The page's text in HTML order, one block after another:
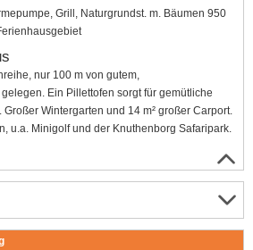
Grill, Naturgrundst. m. Bäumen 950
nur 100 m von gutem,
Ein Pillettofen sorgt für gemütliche
Wintergarten und 14 m² großer Carport.
u.a. Minigolf und der Knuthenborg Safaripark.